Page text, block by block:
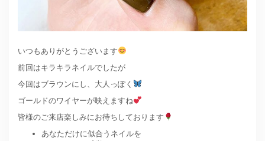
いつもありがとうございます
前回はキラキラネイルでしたが
今回はブラウンにし、大人っぽく
ゴールドのワイヤーが映えますね
皆様のご来店楽しみにお待ちしております
あなただけに似合うネイルを